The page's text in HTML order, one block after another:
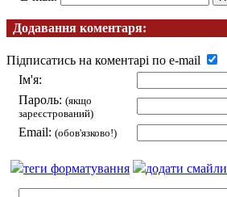
Додавання коментаря:
Підписатись на коментарі по e-mail
Ім'я:
Пароль: (якщо
зареєстрований)
Email: (обов'язково!)
теги форматування додати смайли